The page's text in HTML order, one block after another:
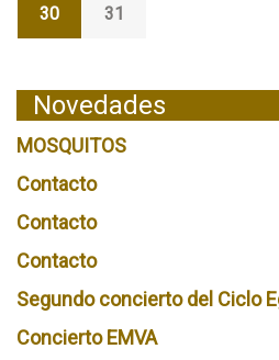
30
31
Novedades
MOSQUITOS
Contacto
Contacto
Contacto
Segundo concierto del Ciclo
Concierto EMVA